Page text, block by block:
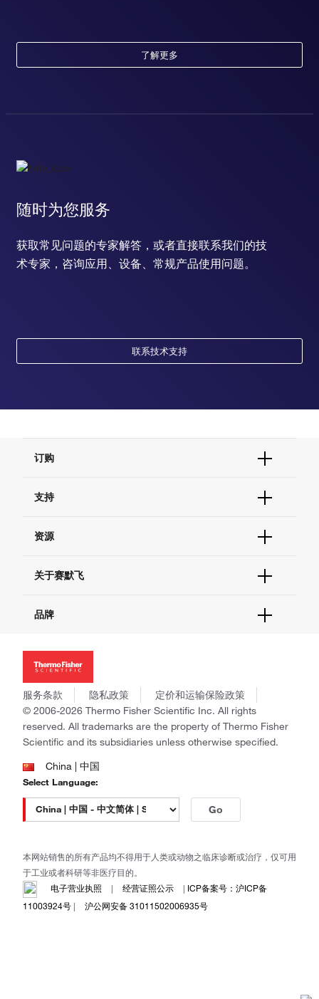
了解更多
随时为您服务
获取常见问题的专家解答，或者直接联系我们的技
术专家，咨询应用、设备、常规产品使用问题。
联系技术支持
订购
订单支持
现货供应中心
支持
联系我们 - 400 820 8982
查找文件&证书
资源
促销
社交媒体
关于赛默飞
招聘
新闻
社会责任
商标
政策和通知
品牌
Applied Biosystems
Invitrogen
Gibco
Ion Torrent
Unity Lab Services
Patheon
PPD
服务条款 隐私政策
定价和运输保险政策
© 2006-2026 Thermo Fisher Scientific Inc. All rights
reserved. All trademarks are the property of Thermo Fisher
Scientific and its subsidiaries unless otherwise specified.
China | 中国
Select Language:
Go
本网站销售的所有产品均不得用于人类或动物之临床诊断或治疗，仅可用
于工业或者科研等非医疗目的。
电子营业执照
| 经营证照公示 | ICP备案号：沪ICP备
11003924号 | 沪公网安备 31011502006935号